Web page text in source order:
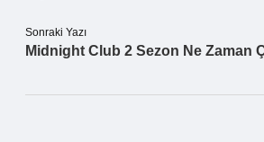
Sonraki Yazı
Midnight Club 2 Sezon Ne Zaman